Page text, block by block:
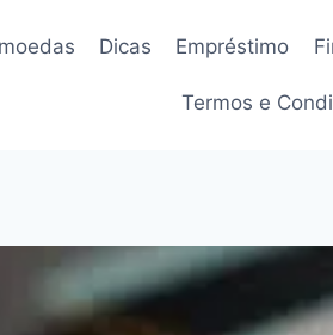
Dicas Empréstimo
Termos e